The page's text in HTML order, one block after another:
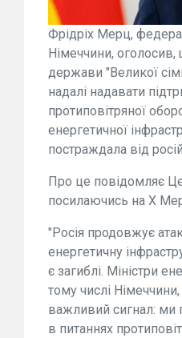
Фрідріх Мерц,
Німеччини, оголосив,
держави "Великої
надалі надавати
протиповітряної
енергетичної
постраждала від
Про це повідомляє
посилаючись на Х
"Росія продовжує
енергетичну
є загиблі. Міністри
тому числі
важливий сигнал: ми
в питаннях